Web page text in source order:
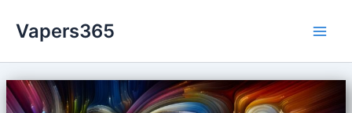
contenido
Vapers365